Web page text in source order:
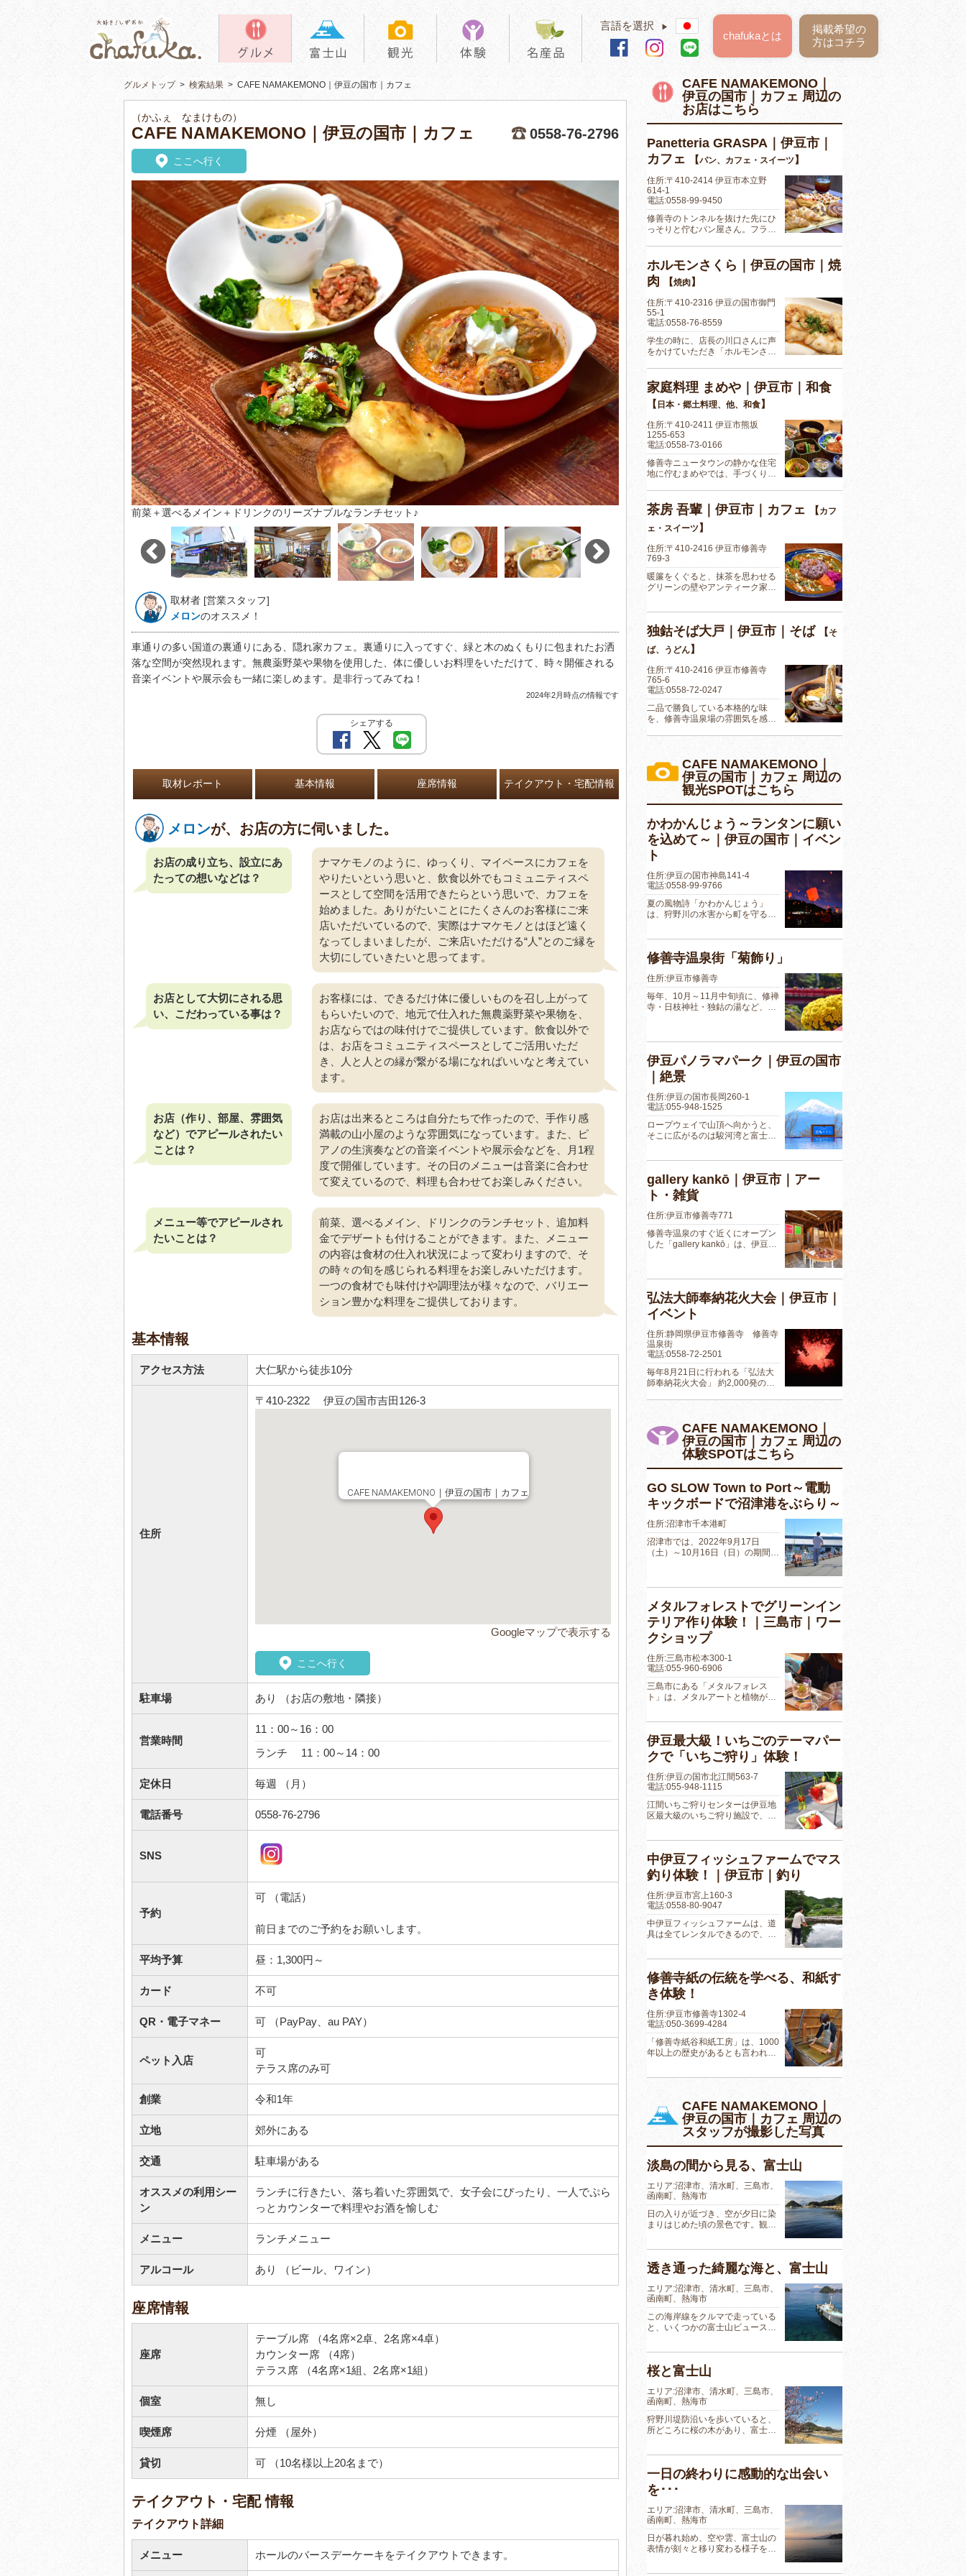
言語を選択 ▶
掲載希望の
方はコチラ
chafukaとは
グルメトップ> 検索結果 > CAFE NAMAKEMONO｜伊豆の国市｜カフェ
（かふぇ なまけもの）
CAFE NAMAKEMONO｜伊豆の国市｜カフェ 0558-76-2796
ここへ行く
前菜＋選べるメイン＋ドリンクのリーズナブルなランチセット♪
取材者 [営業スタッフ]
メロンのオススメ！
車通りの多い国道の裏通りにある、隠れ家カフェ。裏通りに入ってすぐ、緑と木のぬくもりに包まれたお洒
落な空間が突然現れます。無農薬野菜や果物を使用した、体に優しいお料理をいただけて、時々開催される
音楽イベントや展示会も一緒に楽しめます。是非行ってみてね！
2024年2月時点の情報です
シェアする
取材レポート 基本情報 座席情報 テイクアウト・宅配情報
メロンが、お店の方に伺いました。
お店の成り立ち、設立にあ
たっての想いなどは？
ナマケモノのように、ゆっくり、マイペースにカフェを
やりたいという思いと、飲食以外でもコミュニティスペ
ースとして空間を活用できたらという思いで、カフェを
始めました。ありがたいことにたくさんのお客様にご来
店いただいているので、実際はナマケモノとはほど遠く
なってしまいましたが、ご来店いただける“人”とのご縁を
大切にしていきたいと思ってます。
お店として大切にされる思
い、こだわっている事は？
お客様には、できるだけ体に優しいものを召し上がって
もらいたいので、地元で仕入れた無農薬野菜や果物を、
お店ならではの味付けでご提供しています。飲食以外で
は、お店をコミュニティスペースとしてご活用いただ
き、人と人との縁が繋がる場になればいいなと考えてい
ます。
お店（作り、部屋、雰囲気
など）でアピールされたい
ことは？
お店は出来るところは自分たちで作ったので、手作り感
満載の山小屋のような雰囲気になっています。また、ピ
アノの生演奏などの音楽イベントや展示会などを、月1程
度で開催しています。その日のメニューは音楽に合わせ
て変えているので、料理も合わせてお楽しみください。
メニュー等でアピールされ
たいことは？
前菜、選べるメイン、ドリンクのランチセット、追加料
金でデザートも付けることができます。また、メニュー
の内容は食材の仕入れ状況によって変わりますので、そ
の時々の旬を感じられる料理をお楽しみいただけます。
一つの食材でも味付けや調理法が様々なので、バリエー
ション豊かな料理をご提供しております。
基本情報
アクセス方法 大仁駅から徒歩10分
住所
〒410-2322 伊豆の国市吉田126-3
CAFE NAMAKEMONO｜伊豆の国市｜カフェ
Googleマップで表示する
ここへ行く
駐車場 あり （お店の敷地・隣接）
営業時間
11：00～16：00
ランチ 11：00～14：00
定休日 毎週 （月）
電話番号 0558-76-2796
SNS
予約
可 （電話）
前日までのご予約をお願いします。
平均予算 昼：1,300円～
カード 不可
QR・電子マネー 可 （PayPay、au PAY）
ペット入店
可
テラス席のみ可
創業 令和1年
立地 郊外にある
交通 駐車場がある
オススメの利用シー
ン
ランチに行きたい、落ち着いた雰囲気で、女子会にぴったり、一人でぷら
っとカウンターで料理やお酒を愉しむ
メニュー ランチメニュー
アルコール あり （ビール、ワイン）
座席情報
座席
テーブル席 （4名席×2卓、2名席×4卓）
カウンター席 （4席）
テラス席 （4名席×1組、2名席×1組）
個室 無し
喫煙席 分煙 （屋外）
貸切 可 （10名様以上20名まで）
テイクアウト・宅配 情報
テイクアウト詳細
メニュー ホールのバースデーケーキをテイクアウトできます。
CAFE NAMAKEMONO｜
伊豆の国市｜カフェ 周辺の
お店はこちら
Panetteria GRASPA｜伊豆市｜
カフェ
【パン、カフェ・スイーツ 】
住所:〒410-2414 伊豆市本立野
614-1
電話:0558-99-9450
修善寺のトンネルを抜けた先にひ
っそりと佇むパン屋さん。フラ…
ホルモンさくら｜伊豆の国市｜焼
肉
【焼肉】
住所:〒410-2316 伊豆の国市御門
55-1
電話:0558-76-8559
学生の時に、店長の川口さんに声
をかけていただき「ホルモンさ…
家庭料理 まめや｜伊豆市｜和食
【 日本・郷土料理、他、和食】
住所:〒410-2411 伊豆市熊坂
1255-653
電話:0558-73-0166
修善寺ニュータウンの静かな住宅
地に佇むまめやでは、手づくり…
茶房 吾輩｜伊豆市｜カフェ 【カフ
ェ・スイーツ 】
住所:〒410-2416 伊豆市修善寺
769-3
暖簾をくぐると、抹茶を思わせる
グリーンの壁やアンティーク家…
独鈷そば大戸｜伊豆市｜そば 【そ
ば、うどん】
住所:〒410-2416 伊豆市修善寺
765-6
電話:0558-72-0247
二品で勝負している本格的な味
を、修善寺温泉場の雰囲気を感…
CAFE NAMAKEMONO｜
伊豆の国市｜カフェ 周辺の
観光SPOTはこちら
かわかんじょう～ランタンに願い
を込めて～｜伊豆の国市｜イベン
ト
住所:伊豆の国市神島141-4
電話:0558-99-9766
夏の風物詩「かわかんじょう」
は、狩野川の水害から町を守る…
修善寺温泉街「菊飾り」
住所:伊豆市修善寺
毎年、10月～11月中旬頃に、修禅
寺・日枝神社・独鈷の湯など、…
伊豆パノラマパーク｜伊豆の国市
｜絶景
住所:伊豆の国市長岡260-1
電話:055-948-1525
ロープウェイで山頂へ向かうと、
そこに広がるのは駿河湾と富士…
gallery kankō｜伊豆市｜アー
ト・雑貨
住所:伊豆市修善寺771
修善寺温泉のすぐ近くにオープン
した「gallery kankō」は、伊豆…
弘法大師奉納花火大会｜伊豆市｜
イベント
住所:静岡県伊豆市修善寺 修善寺
温泉街
電話:0558-72-2501
毎年8月21日に行われる「弘法大
師奉納花火大会」 約2,000発の…
CAFE NAMAKEMONO｜
伊豆の国市｜カフェ 周辺の
体験SPOTはこちら
GO SLOW Town to Port～電動
キックボードで沼津港をぶらり～
住所:沼津市千本港町
沼津市では、2022年9月17日
（土）～10月16日（日）の期間…
メタルフォレストでグリーンイン
テリア作り体験！｜三島市｜ワー
クショップ
住所:三島市松本300-1
電話:055-960-6906
三島市にある「メタルフォレス
ト」は、メタルアートと植物が…
伊豆最大級！いちごのテーマパー
クで「いちご狩り」体験！
住所:伊豆の国市北江間563-7
電話:055-948-1115
江間いちご狩りセンターは伊豆地
区最大級のいちご狩り施設で、…
中伊豆フィッシュファームでマス
釣り体験！｜伊豆市｜釣り
住所:伊豆市宮上160-3
電話:0558-80-9047
中伊豆フィッシュファームは、道
具は全てレンタルできるので、…
修善寺紙の伝統を学べる、和紙す
き体験！
住所:伊豆市修善寺1302-4
電話:050-3699-4284
「修善寺紙谷和紙工房」は、1000
年以上の歴史があるとも言われ…
CAFE NAMAKEMONO｜
伊豆の国市｜カフェ 周辺の
スタッフが撮影した写真
淡島の間から見る、富士山
エリア:沼津市、清水町、三島市、
函南町、熱海市
日の入りが近づき、空が夕日に染
まりはじめた頃の景色です。観…
透き通った綺麗な海と、富士山
エリア:沼津市、清水町、三島市、
函南町、熱海市
この海岸線をクルマで走っている
と、いくつかの富士山ビュース…
桜と富士山
エリア:沼津市、清水町、三島市、
函南町、熱海市
狩野川堤防沿いを歩いていると、
所どころに桜の木があり、富士…
一日の終わりに感動的な出会い
を･･･
エリア:沼津市、清水町、三島市、
函南町、熱海市
日が暮れ始め、空や雲、富士山の
表情が刻々と移り変わる様子を…